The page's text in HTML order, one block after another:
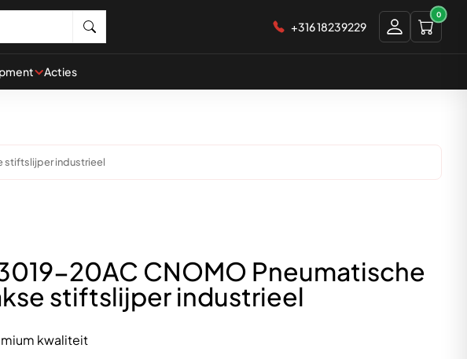
+316 18239229
0
Acties
stiftslijper industrieel
20AC CNOMO Pneumatische
stiftslijper industrieel
kwaliteit